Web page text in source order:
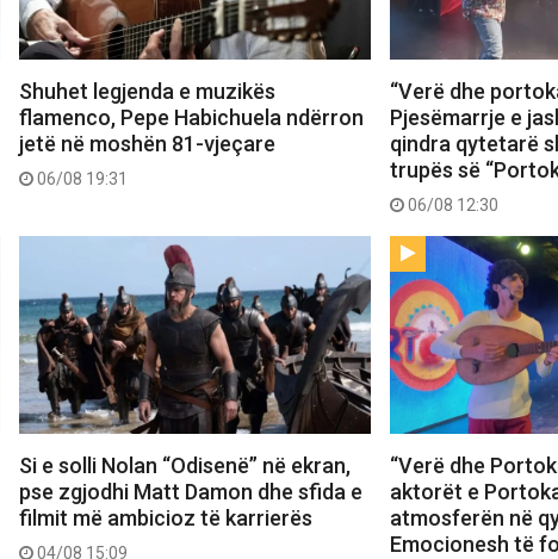
Shuhet legjenda e muzikës
flamenco, Pepe Habichuela ndërron
jetë në moshën 81-vjeçare
06/08 19:31
“Verë dhe
Pjesëmarrje e
qindra qytetarë
trupës së
06/08 12:30
Si e solli Nolan “Odisenë” në ekran,
pse zgjodhi Matt Damon dhe sfida e
filmit më ambicioz të karrierës
04/08 15:09
“Verë dhe
aktorët e
atmosferën në
Emocionesh të